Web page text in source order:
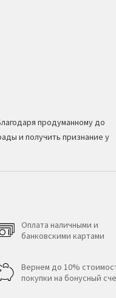
продуманному до
и получить признание у
Оплата наличными и
банковскими картами
Вернем до 10%
покупки на бонусный